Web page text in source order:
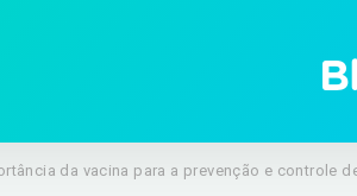
da vacina para a prevenção e controle